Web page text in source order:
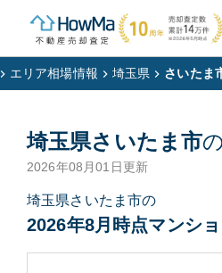
エリア相場情報 埼玉県 さいたま
埼玉県さいたま市の
2026年08月01日更新
埼玉県さいたま市の
2026年8月時点マンシ